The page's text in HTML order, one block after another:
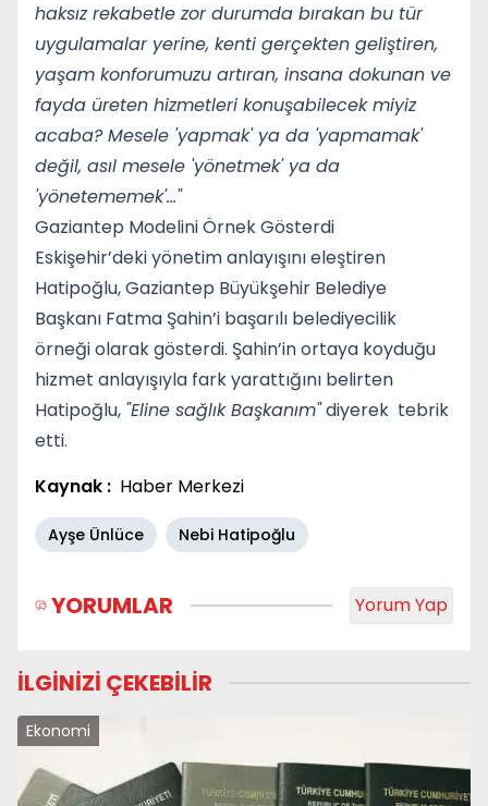
haksız rekabetle zor durumda bırakan bu tür
uygulamalar yerine, kenti gerçekten geliştiren,
yaşam konforumuzu artıran, insana dokunan ve
fayda üreten hizmetleri konuşabilecek miyiz
acaba? Mesele 'yapmak' ya da 'yapmamak'
değil, asıl mesele 'yönetmek' ya da
'yönetememek'..."
Gaziantep Modelini Örnek Gösterdi
Eskişehir’deki yönetim anlayışını eleştiren
Hatipoğlu, Gaziantep Büyükşehir Belediye
Başkanı Fatma Şahin’i başarılı belediyecilik
örneği olarak gösterdi. Şahin’in ortaya koyduğu
hizmet anlayışıyla fark yarattığını belirten
Hatipoğlu, "Eline sağlık Başkanım"diyerek tebrik
etti.
Kaynak : Haber Merkezi
Ayşe Ünlüce Nebi Hatipoğlu
YORUMLAR Yorum Yap
İLGİNİZİ ÇEKEBİLİR
Ekonomi